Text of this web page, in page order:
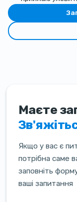
Маєте
Якщо у вас є
потрібна саме
заповніть
ваші запитання